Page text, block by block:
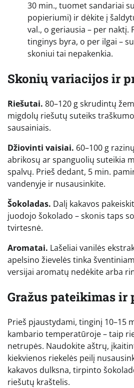
30 min., tuomet sandariai
popieriumi) ir dėkite į
val., o geriausia – per
tinginys byra, o per ilgai –
skoniui tai nepakenkia.
Skonių variacijos ir
Riešutai. 80–120 g skrudintų
migdolų riešutų suteiks
sausainiais.
Džiovinti vaisiai. 60–100 g
abrikosų ar spanguolių suteikia
spalvų. Prieš dedant, 5 min.
vandenyje ir nusausinkite.
Šokoladas. Dalį kakavos
juodojo šokolado – skonis taps
tvirtesnė.
Aromatai. Lašeliai vanilės
apelsino žievelės tinka
versijai aromatų nedėkite arba
Gražus pateikimas ir
Prieš pjaustydami, tinginį 10–15
kambario temperatūroje – taip
netrupės. Naudokite aštrų,
kiekvienos riekelės peilį
kakavos dulksna, tirpinto
riešutų kraštelis.